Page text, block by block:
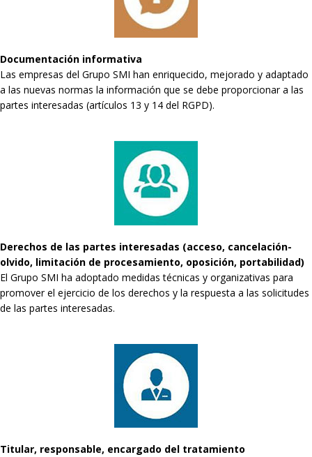
Documentación informativa
Las empresas del Grupo SMI han enriquecido, mejorado y adaptado
a las nuevas normas la información que se debe proporcionar a las
partes interesadas (artículos 13 y 14 del RGPD).
Derechos de las partes interesadas (acceso, cancelación-
olvido, limitación de procesamiento, oposición, portabilidad)
El Grupo SMI ha adoptado medidas técnicas y organizativas para
promover el ejercicio de los derechos y la respuesta a las solicitudes
de las partes interesadas.
Titular, responsable, encargado del tratamiento